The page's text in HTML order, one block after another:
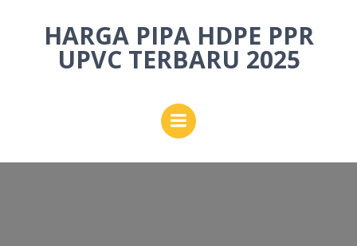
to
content
HARGA PIPA HDPE PPR
UPVC TERBARU 2025